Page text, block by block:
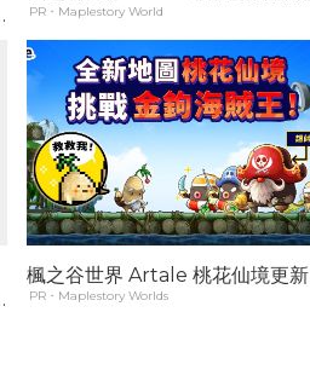
PR・Maplestory World
楓之谷世界 Artale 桃花仙境更新
PR・Maplestory Worlds